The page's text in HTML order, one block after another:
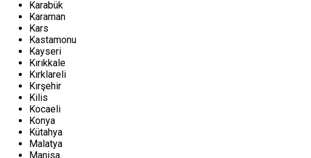
Karabük
Karaman
Kars
Kastamonu
Kayseri
Kırıkkale
Kırklareli
Kırşehir
Kilis
Kocaeli
Konya
Kütahya
Malatya
Manisa